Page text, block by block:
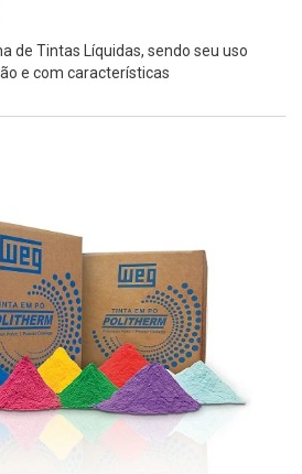
de Tintas Líquidas, sendo seu uso
e com características